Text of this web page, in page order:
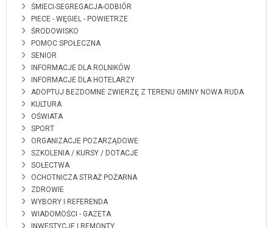
ŚMIECI-SEGREGACJA-ODBIÓR
PIECE - WĘGIEL - POWIETRZE
ŚRODOWISKO
POMOC SPOŁECZNA
SENIOR
INFORMACJE DLA ROLNIKÓW
INFORMACJE DLA HOTELARZY
ADOPTUJ BEZDOMNE ZWIERZĘ Z TERENU GMINY NOWA RUDA
KULTURA
OŚWIATA
SPORT
ORGANIZACJE POZARZĄDOWE
SZKOLENIA / KURSY / DOTACJE
SOŁECTWA
OCHOTNICZA STRAŻ POŻARNA
ZDROWIE
WYBORY I REFERENDA
WIADOMOŚCI - GAZETA
INWESTYCJE I REMONTY